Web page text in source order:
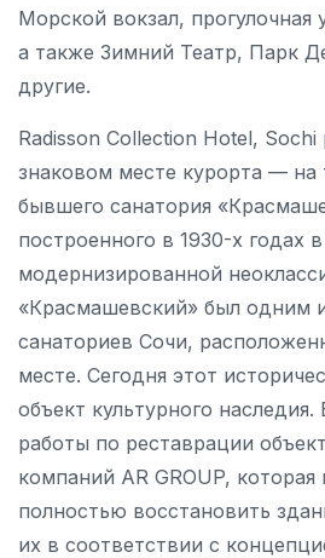
Морской вокзал, прогулочная
а также Зимний Театр, Парк
другие.
Radisson Collection Hotel,
знаковом месте курорта — на
бывшего санатория
построенного в 1930-х годах
модернизированной
«Красмашевский» был одним
санаториев Сочи,
месте. Сегодня этот
объект культурного
работы по реставрации
компаний AR GROUP, которая
полностью восстановить
их в соответствии с